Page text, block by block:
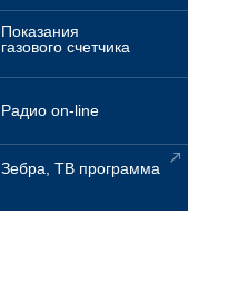
Показания
газового счетчика
Радио on-line
Зебра, ТВ программа